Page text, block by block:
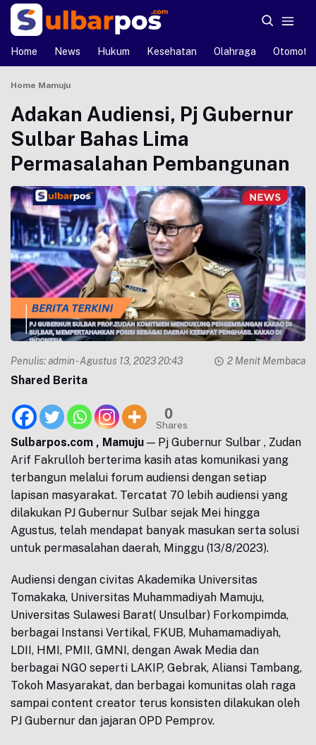
Home News Hukum Kesehatan Olahraga Otomotif
Home Mamuju
Adakan Audiensi, Pj Gubernur
Sulbar Bahas Lima
Permasalahan Pembangunan
Penulis:admin- Agustus 13, 2023 20:43 2 Menit Membaca
Shared Berita
0
Shares
Sulbarpos.com , Mamuju — Pj Gubernur Sulbar , Zudan
Arif Fakrulloh berterima kasih atas komunikasi yang
terbangun melalui forum audiensi dengan setiap
lapisan masyarakat. Tercatat 70 lebih audiensi yang
dilakukan PJ Gubernur Sulbar sejak Mei hingga
Agustus, telah mendapat banyak masukan serta solusi
untuk permasalahan daerah, Minggu (13/8/2023).
Audiensi dengan civitas Akademika Universitas
Tomakaka, Universitas Muhammadiyah Mamuju,
Universitas Sulawesi Barat( Unsulbar) Forkompimda,
berbagai Instansi Vertikal, FKUB, Muhamamadiyah,
LDII, HMI, PMII, GMNI, dengan Awak Media dan
berbagai NGO seperti LAKIP, Gebrak, Aliansi Tambang,
Tokoh Masyarakat, dan berbagai komunitas olah raga
sampai content creator terus konsisten dilakukan oleh
PJ Gubernur dan jajaran OPD Pemprov.